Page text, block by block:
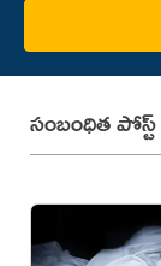
సంబంధిత పోస్ట్